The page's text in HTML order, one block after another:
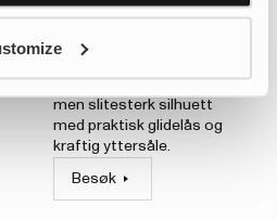
Tijntje
Håndlaget høy regnstøvel
men slitesterk silhuett
med praktisk glidelås og
kraftig yttersåle.
Besøk